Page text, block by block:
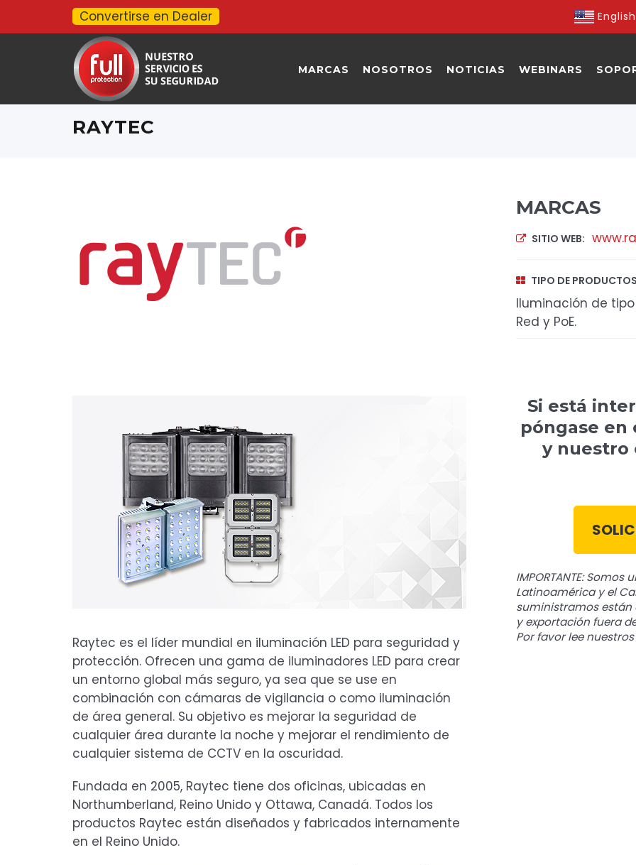
Convertirse en Dealer English
MARCAS NOSOTROS NOTICIAS WEBINARS
RAYTEC
MARCAS
SITIO WEB:
TIPO DE
Iluminación de tipo
Red y PoE.
Raytec es el líder mundial en iluminación LED para seguridad y
protección. Ofrecen una gama de iluminadores LED para crear
un entorno global más seguro, ya sea que se use en
combinación con cámaras de vigilancia o como iluminación
de área general. Su objetivo es mejorar la seguridad de
cualquier área durante la noche y mejorar el rendimiento de
cualquier sistema de CCTV en la oscuridad.
Fundada en 2005, Raytec tiene dos oficinas, ubicadas en
Northumberland, Reino Unido y Ottawa, Canadá. Todos los
productos Raytec están diseñados y fabricados internamente
en el Reino Unido.
Si está
póngase en
y nuestro
IMPORTANTE:
Latinoamérica y el
suministramos están
y exportación fuera
Por favor lee nuestros